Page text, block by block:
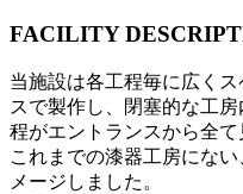
FACILITY
当施設は各工程毎に広く
スで製作し、閉塞的な工
程がエントランスから全て
これまでの漆器工房にな
メージしました。